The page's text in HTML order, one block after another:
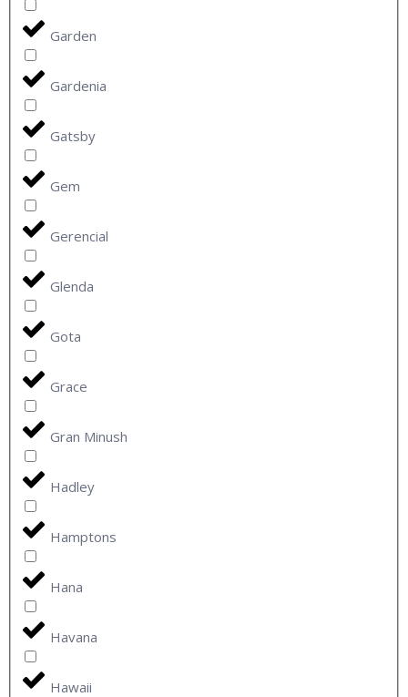
Garden
Gardenia
Gatsby
Gem
Gerencial
Glenda
Gota
Grace
Gran Minush
Hadley
Hamptons
Hana
Havana
Hawaii